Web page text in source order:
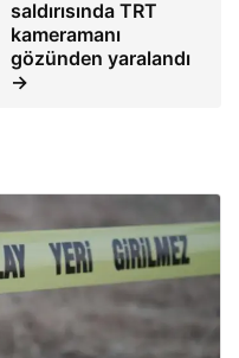
saldırısında TRT
kameramanı
gözünden yaralandı
→